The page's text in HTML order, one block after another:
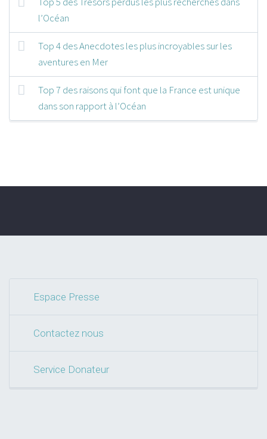
l’Océan
Top 4 des Anecdotes les plus incroyables sur les
aventures en Mer
Top 7 des raisons qui font que la France est unique
dans son rapport à l’Océan
Espace Presse
Contactez nous
Service Donateur